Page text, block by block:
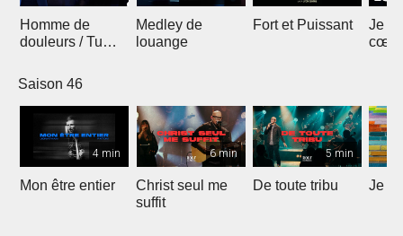
Homme de
douleurs / Tu
Medley de
louange
Fort et Puissant
Je
cœur
Saison 46
4 min
Mon être entier
6 min
Christ seul me
suffit
5 min
De toute tribu Je